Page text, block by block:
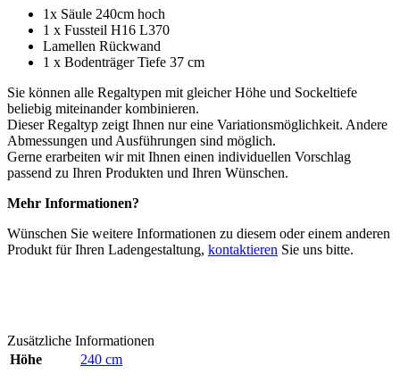
1x Säule 240cm hoch
1 x Fussteil H16 L370
Lamellen Rückwand
1 x Bodenträger Tiefe 37 cm
Sie können alle Regaltypen mit gleicher Höhe und Sockeltiefe
beliebig miteinander kombinieren.
Dieser Regaltyp zeigt Ihnen nur eine Variationsmöglichkeit. Andere
Abmessungen und Ausführungen sind möglich.
Gerne erarbeiten wir mit Ihnen einen individuellen Vorschlag
passend zu Ihren Produkten und Ihren Wünschen.
Mehr Informationen?
Wünschen Sie weitere Informationen zu diesem oder einem anderen
Produkt für Ihren Ladengestaltung, kontaktieren Sie uns bitte.
Zusätzliche Informationen
Höhe
240 cm